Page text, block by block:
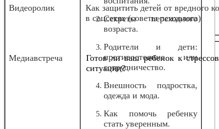
Видеоролик
Как защитить детей от вредного
в соцсетях (советы психолога)
Медиавстреча
Готов ли ваш ребенок к
ситуации?
Секреты переходного
возраста.
Родители и дети:
противостояние или
сотрудничество.
Внешность подростка,
одежда и мода.
Как помочь ребенку
стать уверенным.